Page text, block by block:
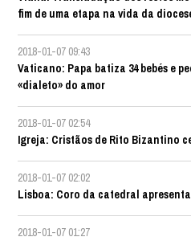
fim de uma etapa na vida da
2018-01-07 09:43
Vaticano: Papa batiza 34 bebés e
«dialeto» do amor
2018-01-07 02:54
Igreja: Cristãos de Rito Bizantino
2018-01-07 02:02
Lisboa: Coro da catedral
2018-01-07 01:27